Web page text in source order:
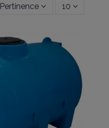
Pertinence 10